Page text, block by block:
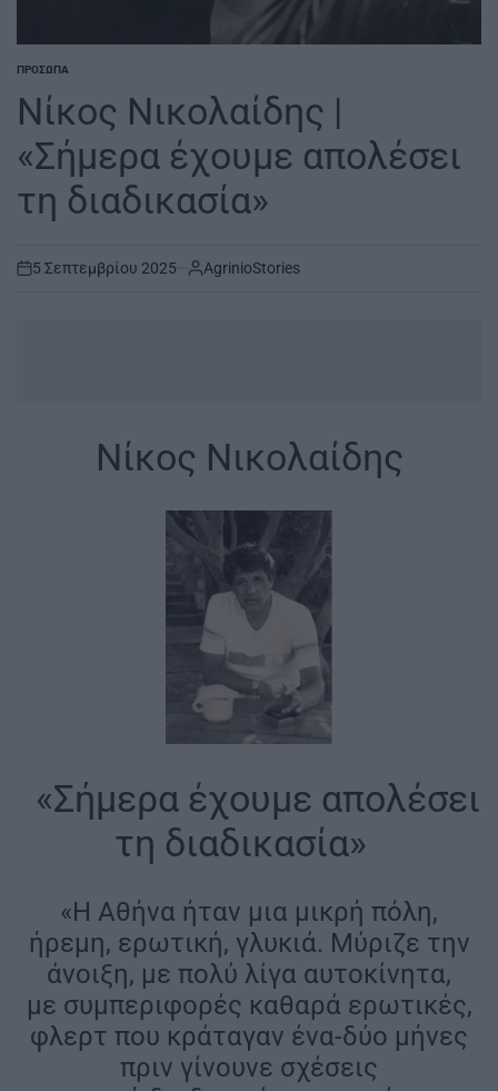
POSTED
ΠΡΌΣΩΠΑ
Νίκος Νικολαίδης |
«Σήμερα έχουμε απολέσει
τη διαδικασία»
on
5 Σεπτεμβρίου 2025 AgrinioStories
Νίκος Νικολαίδης
«Σήμερα έχουμε απολέσει
τη διαδικασία»
«Η Αθήνα ήταν μια μικρή πόλη,
ήρεμη, ερωτική, γλυκιά. Μύριζε την
άνοιξη, με πολύ λίγα αυτοκίνητα,
με συμπεριφορές καθαρά ερωτικές,
φλερτ που κράταγαν ένα-δύο μήνες
πριν γίνουνε σχέσεις